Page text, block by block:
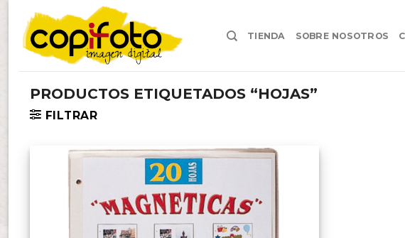
content
TIENDA SOBRE NOSOTROS
PRODUCTOS ETIQUETADOS “HOJAS”
FILTRAR